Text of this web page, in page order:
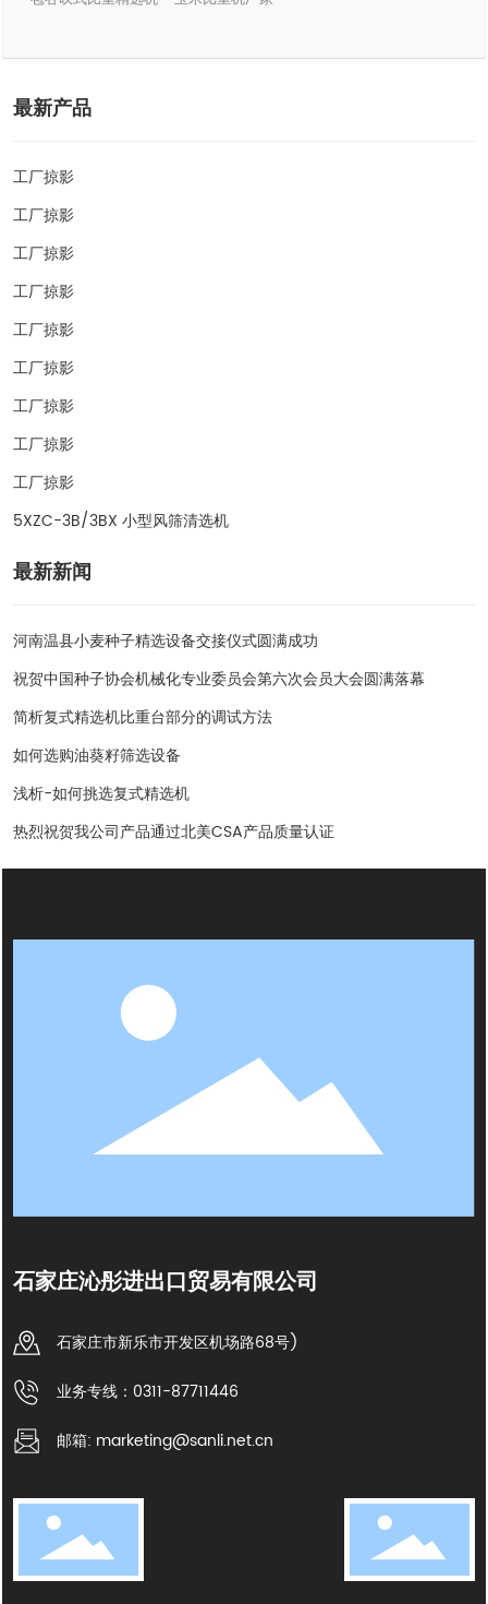
最新产品
工厂掠影
工厂掠影
工厂掠影
工厂掠影
工厂掠影
工厂掠影
工厂掠影
工厂掠影
工厂掠影
5XZC-3B/3BX 小型风筛清选机
最新新闻
河南温县小麦种子精选设备交接仪式圆满成功
祝贺中国种子协会机械化专业委员会第六次会员大会圆满落幕
简析复式精选机比重台部分的调试方法
如何选购油葵籽筛选设备
浅析-如何挑选复式精选机
热烈祝贺我公司产品通过北美CSA产品质量认证
石家庄沁彤进出口贸易有限公司
石家庄市新乐市开发区机场路68号)
业务专线：0311-87711446
邮箱: marketing@sanli.net.cn